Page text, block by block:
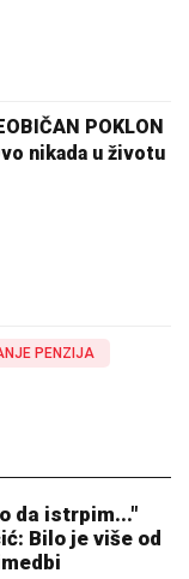
POKLON
nikada u životu
PENZIJA
da istrpim..."
Bilo je više od